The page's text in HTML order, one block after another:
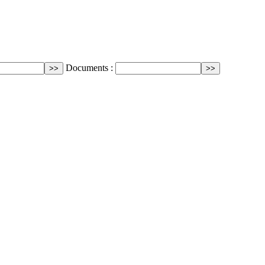
Documents :